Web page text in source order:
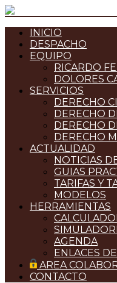
INICIO
DESPACHO
EQUIPO
RICARDO
DOLORES
SERVICIOS
DERECHO
DERECHO
DERECHO
DERECHO
ACTUALIDAD
NOTICIAS
GUIAS
TARIFAS Y
MODELOS
HERRAMIENTAS
AGENDA
ENLACES
AREA
CONTACTO